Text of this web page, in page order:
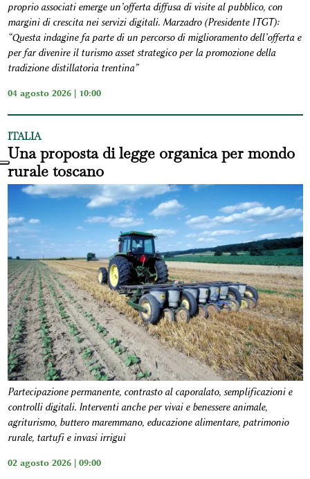
proprio associati emerge un’offerta diffusa di visite al pubblico, con
margini di crescita nei servizi digitali. Marzadro (Presidente ITGT):
“Questa indagine fa parte di un percorso di miglioramento dell’offerta e
per far divenire il turismo asset strategico per la promozione della
tradizione distillatoria trentina”
04 agosto 2026 | 10:00
ITALIA
Una proposta di legge organica per mondo
rurale toscano
Partecipazione permanente, contrasto al caporalato, semplificazioni e
controlli digitali. Interventi anche per vivai e benessere animale,
agriturismo, buttero maremmano, educazione alimentare, patrimonio
rurale, tartufi e invasi irrigui
02 agosto 2026 | 09:00